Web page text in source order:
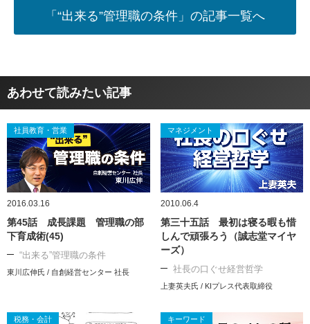
「“出来る”管理職の条件」の記事一覧へ
あわせて読みたい記事
社員教育・営業
2016.03.16
第45話 成長課題 管理職の部
下育成術(45)
“出来る”管理職の条件
東川広伸氏 / 自創経営センター 社長
マネジメント
2010.06.4
第三十五話 最初は寝る暇も惜
しんで頑張ろう（誠志堂マイヤ
ーズ）
社長の口ぐせ経営哲学
上妻英夫氏 / KIプレス代表取締役
税務・会計 キーワード